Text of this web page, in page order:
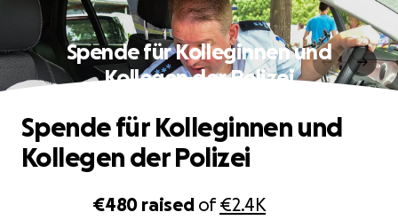
Spende für Kolleginnen und
Kollegen der Polizei
€480 raised of€2.4K
Spende für Kolleginnen und
Kollegen der Polizei